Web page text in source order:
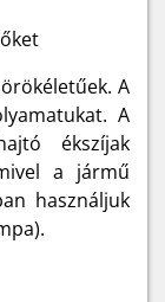
A
A
ékszíjak
a jármű
használjuk